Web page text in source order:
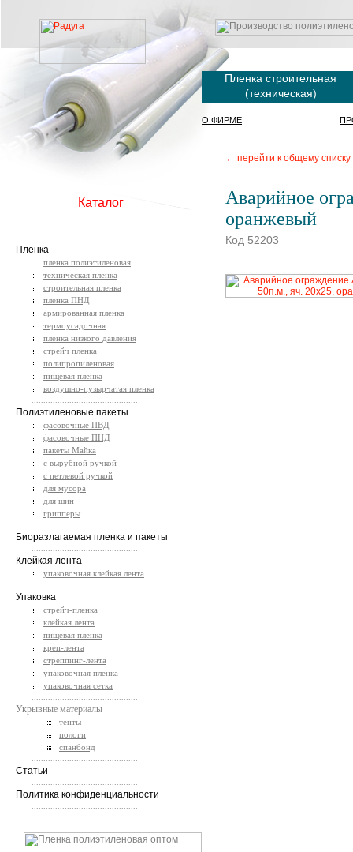
Пленка строительная
(техническая)
О ФИРМЕ
← перейти к общему списку
Аварийное
оранжевый
Код 52203
Каталог
Пленка
пленка полиэтиленовая
техническая пленка
строительная пленка
пленка ПНД
армированная пленка
термоусадочная
пленка низкого давления
стрейч пленка
полипропиленовая
пищевая пленка
воздушно-пузырчатая пленка
Полиэтиленовые пакеты
фасовочные ПВД
фасовочные ПНД
пакеты Майка
с вырубной ручкой
с петлевой ручкой
для мусора
для шин
грипперы
Биоразлагаемая пленка и пакеты
Клейкая лента
упаковочная клейкая лента
Упаковка
стрейч-пленка
клейкая лента
пищевая пленка
креп-лента
стреппинг-лента
упаковочная пленка
упаковочная сетка
Укрывные материалы
тенты
пологи
спанбонд
Статьи
Политика конфиденциальности